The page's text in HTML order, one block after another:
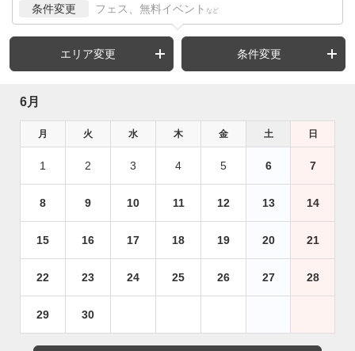
条件変更 フェス、無料イベント など
エリア変更 条件変更
6月
月 火 水 木 金 土 日
1 2 3 4 5 6 7
8 9 10 11 12 13 14
15 16 17 18 19 20 21
22 23 24 25 26 27 28
29 30